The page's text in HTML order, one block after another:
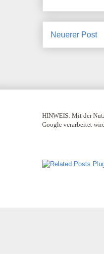
Neuerer Post
HINWEIS: Mit der
Google verarbeitet